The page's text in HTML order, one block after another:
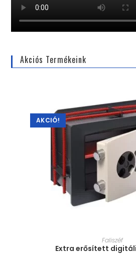
Akciós Termékeink
AKCIÓ!
MÉRETFaliszéf
Extra erősített